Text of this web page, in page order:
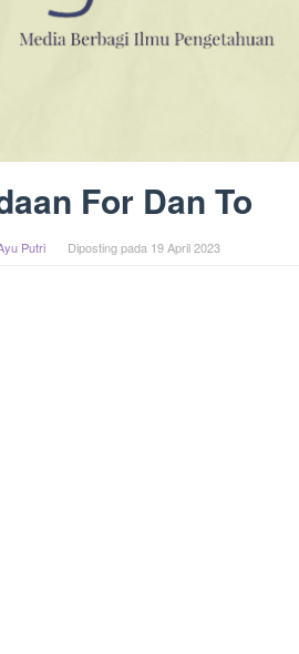
For Dan To
Putri Diposting pada 19 April 2023